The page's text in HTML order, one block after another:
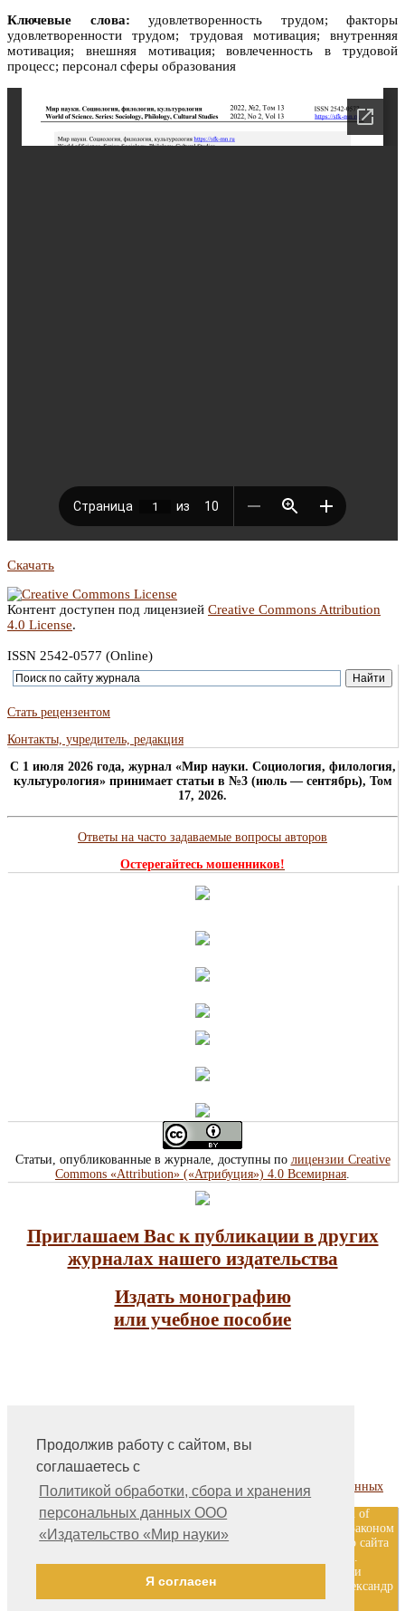
Продолжив работу с сайтом, вы
соглашаетесь с
Политикой обработки, сбора и хранения
персональных данных ООО
«Издательство «Мир науки»
Я согласен
Ключевые слова: удовлетворенность трудом; факторы
удовлетворенности трудом; трудовая мотивация; внутренняя
мотивация; внешняя мотивация; вовлеченность в трудовой
процесс; персонал сферы образования
Скачать
Контент доступен под лицензией Creative Commons Attribution
4.0 License.
ISSN 2542-0577 (Online)
Стать рецензентом
Контакты, учредитель, редакция
C 1 июля 2026 года, журнал «Мир науки. Социология, филология,
культурология» принимает статьи в №3 (июль — сентябрь), Том
17, 2026.
Ответы на часто задаваемые вопросы авторов
Остерегайтесь мошенников!
Статьи, опубликованные в журнале, доступны по лицензии Creative
Commons «Attribution» («Атрибуция») 4.0 Всемирная.
Приглашаем Вас к публикации в других
журналах нашего издательства
Издать монографию
или учебное пособие
На главную
Контакты, учредитель, редакция
Политика обработки, сбора и хранения персональных данных
ООО «Издательство «Мир науки» \ «Publishing company «World of
science», LLC Материалы, размещенные на сайте, охраняются Законом
о защите авторских прав. Публикация любых материалов этого сайта
Авторские права на размещенные на сайте научные публикации
принадлежат их авторам. Разработка и поддержка сайта — Александр
Павлов, pavlov@mir-nauki.com